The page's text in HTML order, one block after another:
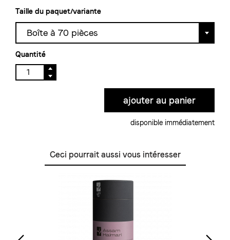
Taille du paquet/variante
Boîte à 70 pièces
Quantité
disponible immédiatement
Ceci pourrait aussi vous intéresser